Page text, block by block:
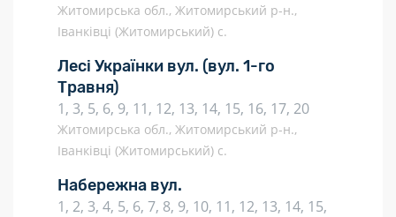
Житомирська обл., Житомирський р-н.,
Іванківці (Житомирський) с.
Лесі Українки вул. (вул. 1-го
Травня)
1, 3, 5, 6, 9, 11, 12, 13, 14, 15, 16, 17, 20
Житомирська обл., Житомирський р-н.,
Іванківці (Житомирський) с.
Набережна вул.
1, 2, 3, 4, 5, 6, 7, 8, 9, 10, 11, 12, 13, 14, 15,